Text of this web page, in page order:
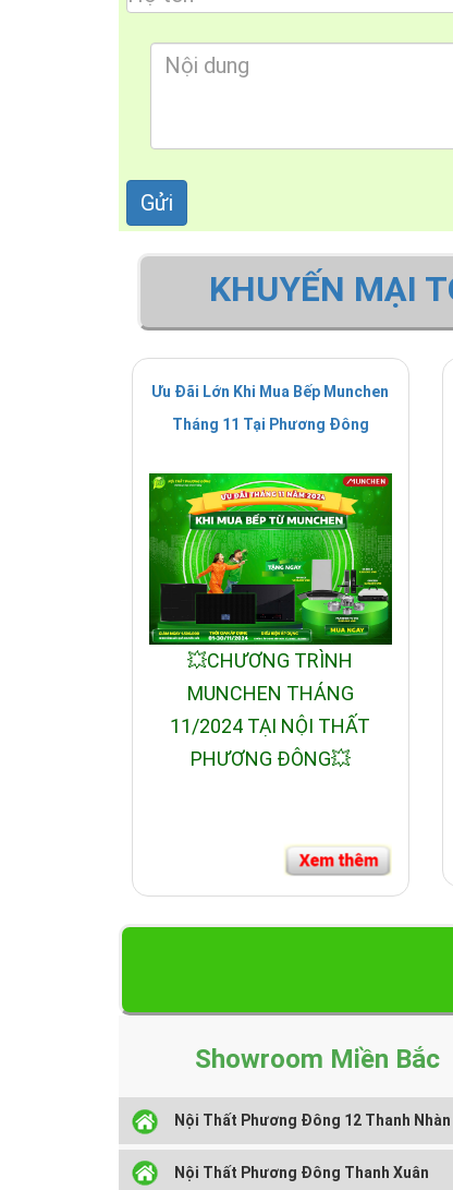
- Lựa chọn không gian thích hợp để
- Trước khi đặt bát vào máy sấy bát
KHUYẾN MẠI
Ưu Đãi Lớn Khi Mua Bếp Munchen
Tháng 11 Tại Phương Đông
💥CHƯƠNG TRÌNH
MUNCHEN THÁNG
11/2024 TẠI NỘI THẤT
PHƯƠNG ĐÔNG💥
Showroom Miền Bắc
Nội Thất Phương Đông 12 Thanh Nhàn
Nội Thất Phương Đông Thanh Xuân